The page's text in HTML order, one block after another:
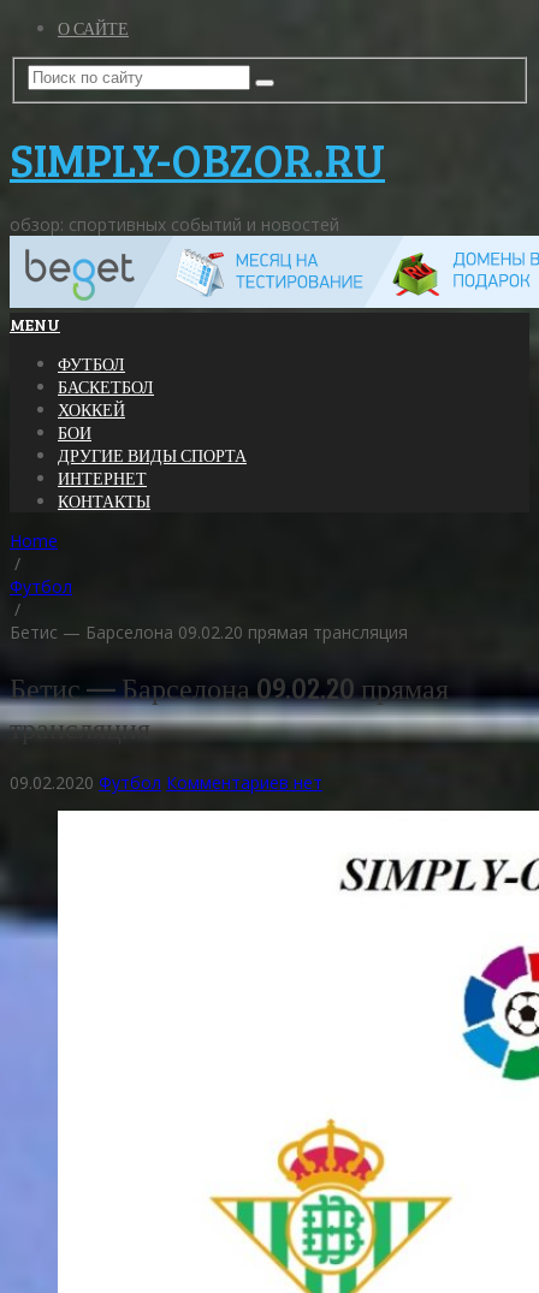
О САЙТЕ
SIMPLY-OBZOR.RU
обзор: спортивных событий и новостей
MENU
ФУТБОЛ
БАСКЕТБОЛ
ХОККЕЙ
БОИ
ДРУГИЕ ВИДЫ СПОРТА
ИНТЕРНЕТ
КОНТАКТЫ
Home
/
Футбол
/
Бетис — Барселона 09.02.20 прямая трансляция
Бетис — Барселона 09.02.20 прямая
трансляция
09.02.2020 Футбол Комментариев нет